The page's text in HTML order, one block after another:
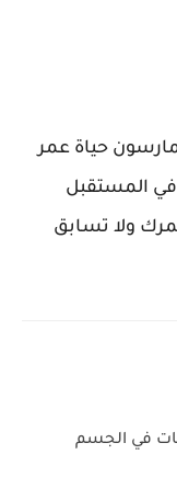
حياة عمر
المستقبل
ولا تسابق
في الجسم